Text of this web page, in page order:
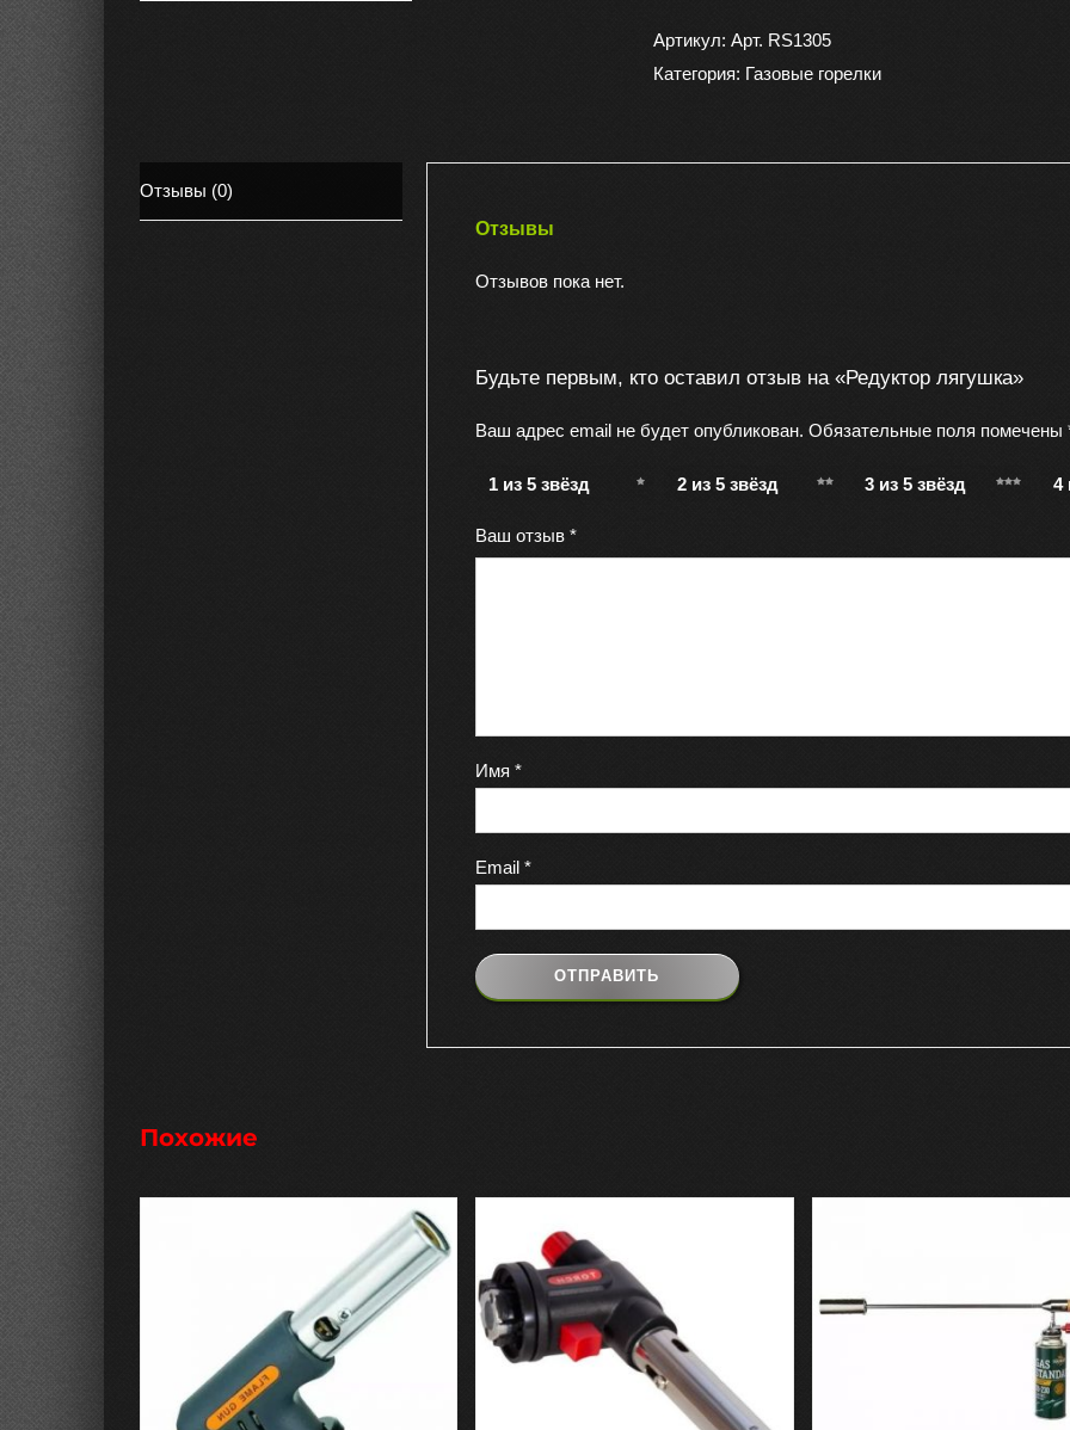
лягушка
Артикул: Арт. RS1305
Категория: Газовые горелки
Отзывы (0)
Отзывы
Отзывов пока нет.
Будьте первым, кто оставил отзыв на «Редуктор лягушка»
Ваш адрес email не будет опубликован. Обязательные поля помечены
1 из 5 звёзд 2 из 5 звёзд 3 из 5 звёзд 4
Ваш отзыв *
Имя *
Email *
Похожие